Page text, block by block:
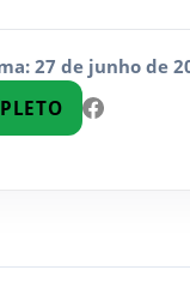
27 de junho de